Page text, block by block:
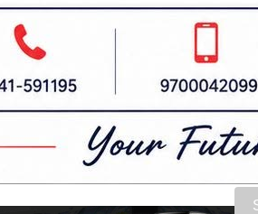
भए तापनि कार्यान्वयनमा
तलब रोक्का गर्नेदेखि